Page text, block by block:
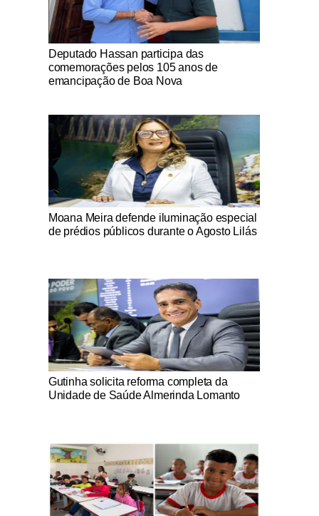
Notícias Católicas
Deputado Hassan participa das
comemorações pelos 105 anos de
emancipação de Boa Nova
Notícias Católicas
Moana Meira defende iluminação especial
de prédios públicos durante o Agosto Lilás
Notícias Católicas
Gutinha solicita reforma completa da
Unidade de Saúde Almerinda Lomanto